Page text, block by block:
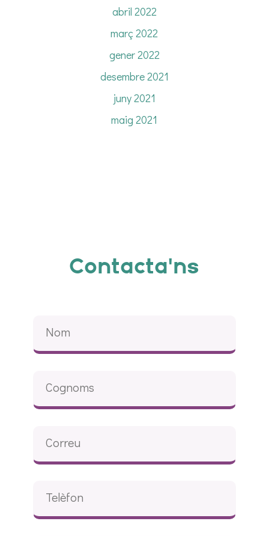
abril 2022
març 2022
gener 2022
desembre 2021
juny 2021
maig 2021
Contacta'ns